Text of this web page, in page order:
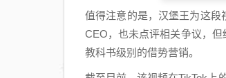
值得注意的是，汉堡王为这段
CEO，也未点评相关争议，但
教科书级别的借势营销。